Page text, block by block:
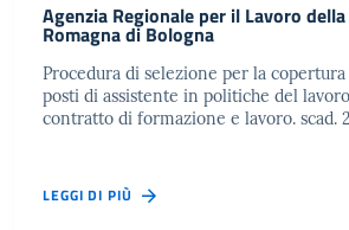
Agenzia Regionale per il Lavoro
Romagna di Bologna
Procedura di selezione per la
posti di assistente in politiche del
contratto di formazione e lavoro. scad.
LEGGI DI PIÙ